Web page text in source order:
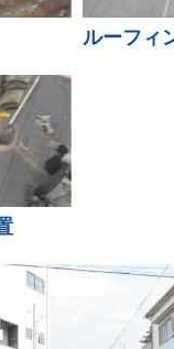
ルーフィ